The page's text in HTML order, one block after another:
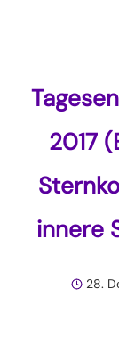
2017
innere
28.